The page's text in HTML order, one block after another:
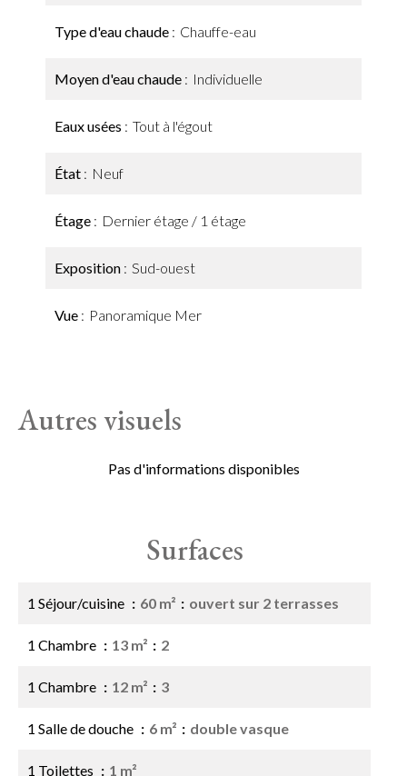
Type d'eau chaude Chauffe-eau
Moyen d'eau chaude Individuelle
Eaux usées Tout à l'égout
État Neuf
Étage Dernier étage / 1 étage
Exposition Sud-ouest
Vue Panoramique Mer
Autres visuels
Pas d'informations disponibles
Surfaces
1 Séjour/cuisine 60 m² ouvert sur 2 terrasses
1 Chambre 13 m² 2
1 Chambre 12 m² 3
1 Salle de douche 6 m² double vasque
1 Toilettes 1 m²